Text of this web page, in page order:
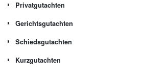
Privatgutachten
Gerichtsgutachten
Schiedsgutachten
Kurzgutachten